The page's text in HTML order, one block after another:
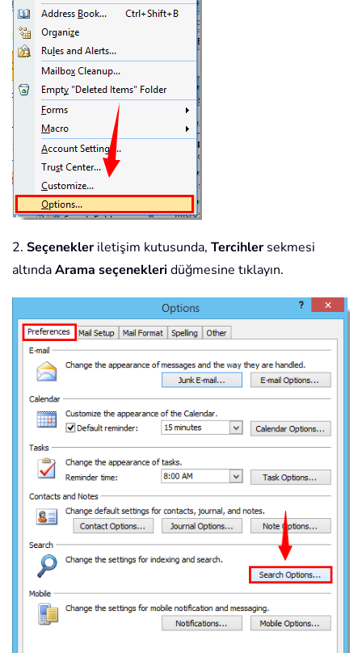
2. Seçenekleriletişim kutusunda, Tercihlersekmesi
altındaArama seçenekleri düğmesine tıklayın.